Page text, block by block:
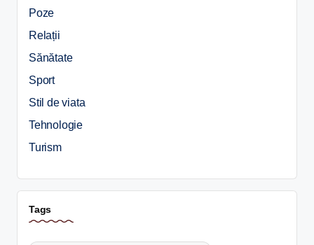
Poze
Relații
Sănătate
Sport
Stil de viata
Tehnologie
Turism
Tags